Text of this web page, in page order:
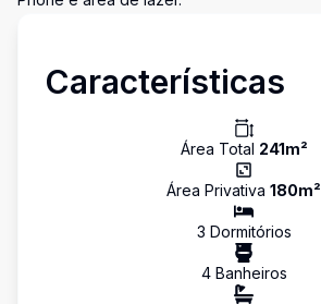
Características
Área Total 241m²
Área Privativa 180m²
3 Dormitórios
4Banheiros